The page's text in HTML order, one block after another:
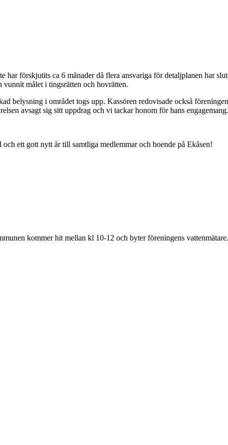
har förskjutits ca 6 månader då flera ansvariga för detaljplanen har
vunnit målet i tingsrätten och hovrätten.
belysning i området togs upp. Kassören redovisade också
avsagt sig sitt uppdrag och vi tackar honom för hans engagemang.
ett gott nytt år till samtliga medlemmar och boende på Ekåsen!
kommer hit mellan kl 10-12 och byter föreningens vattenmätare.